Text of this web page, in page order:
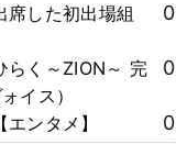
席した初出場組
0
らく～ZION～ 完
イス）
0
ンタメ】 0